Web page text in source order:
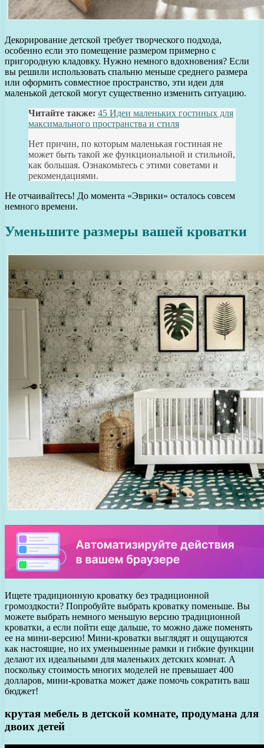
Декорирование детской требует творческого подхода,
особенно если это помещение размером примерно с
пригородную кладовку. Нужно немного вдохновения? Если
вы решили использовать спальню меньше среднего размера
или оформить совместное пространство, эти идеи для
маленькой детской могут существенно изменить ситуацию.
Читайте также: 45 Идеи маленьких гостиных для
максимального пространства и стиля
Нет причин, по которым маленькая гостиная не
может быть такой же функциональной и стильной,
как большая. Ознакомьтесь с этими советами и
рекомендациями.
Не отчаивайтесь! До момента «Эврики» осталось совсем
немного времени.
Уменьшите размеры вашей кроватки
Ищете традиционную кроватку без традиционной
громоздкости? Попробуйте выбрать кроватку поменьше. Вы
можете выбрать немного меньшую версию традиционной
кроватки, а если пойти еще дальше, то можно даже поменять
ее на мини-версию! Мини-кроватки выглядят и ощущаются
как настоящие, но их уменьшенные рамки и гибкие функции
делают их идеальными для маленьких детских комнат. А
поскольку стоимость многих моделей не превышает 400
долларов, мини-кроватка может даже помочь сократить ваш
бюджет!
крутая мебель в детской комнате, продумана для
двоих детей